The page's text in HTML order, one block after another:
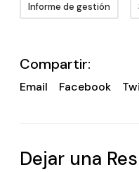
Informe de gestión
Compartir:
Email Facebook
Dejar una